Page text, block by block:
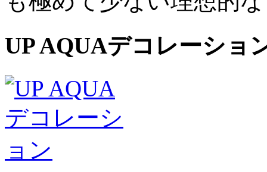
UP AQUAデコレーショ